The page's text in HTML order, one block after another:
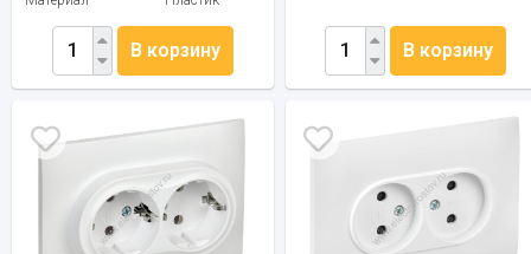
В корзину В корзину